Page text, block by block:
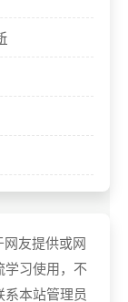
友提供或网
习使用，不
本站管理员